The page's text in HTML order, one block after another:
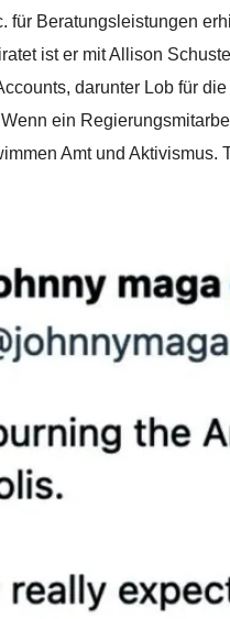
für Beratungsleistungen
ist er mit Allison
darunter Lob für
ein
Amt und